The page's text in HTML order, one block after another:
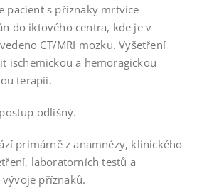
pacient s příznaky mrtvice
do iktového centra, kde je v
CT/MRI mozku. Vyšetření
ischemickou a hemoragickou
terapii.
odlišný.
primárně z anamnézy, klinického
laboratorních testů a
příznaků.